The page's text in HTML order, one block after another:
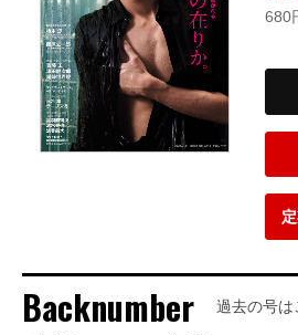
680
Backnumber 過去の号は